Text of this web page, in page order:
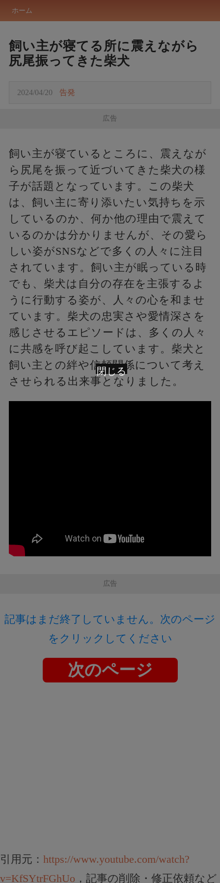
ホーム
飼い主が寝てる所に震えながら
尻尾振ってきた柴犬
2024/04/20 告発
広告
飼い主が寝ているところに、震えなが
ら尻尾を振って近づいてきた柴犬の様
子が話題となっています。この柴犬
は、飼い主に寄り添いたい気持ちを示
しているのか、何か他の理由で震えて
いるのかは分かりませんが、その愛ら
しい姿がSNSなどで多くの人々に注目
されています。飼い主が眠っている時
でも、柴犬は自分の存在を主張するよ
うに行動する姿が、人々の心を和ませ
ています。柴犬の忠実さや愛情深さを
感じさせるエピソードは、多くの人々
に共感を呼び起こしています。柴犬と
飼い主との絆や信頼関係について考え
させられる出来事となりました。
広告
記事はまだ終了していません。次のページ
をクリックしてください
次のページ
引用元： https://www.youtube.com/watch?
v=KfSYtrFGhUo ，記事の削除・修正依頼など
閉じる